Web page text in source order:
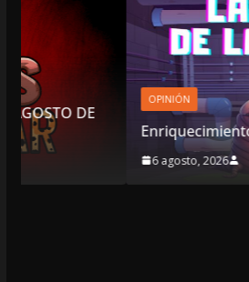
Enriquecimiento sospechoso